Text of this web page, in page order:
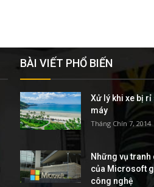
BÀI VIẾT PHỔ BIẾN
Xử lý khi xe bị
máy
Tháng Chín 7, 2014
Những vụ tranh
của Microsoft
công nghệ